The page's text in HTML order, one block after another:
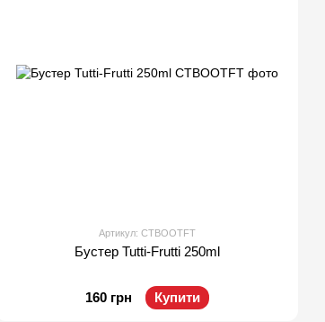
Артикул: CTBOOTFT
Бустер Tutti-Frutti 250ml
160 грн Купити